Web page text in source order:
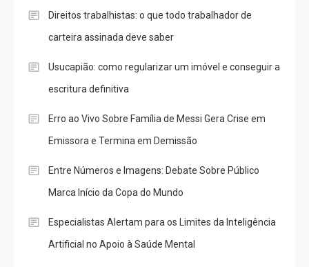
Direitos trabalhistas: o que todo trabalhador de
carteira assinada deve saber
Usucapião: como regularizar um imóvel e conseguir a
escritura definitiva
Erro ao Vivo Sobre Família de Messi Gera Crise em
Emissora e Termina em Demissão
Entre Números e Imagens: Debate Sobre Público
Marca Início da Copa do Mundo
Especialistas Alertam para os Limites da Inteligência
Artificial no Apoio à Saúde Mental